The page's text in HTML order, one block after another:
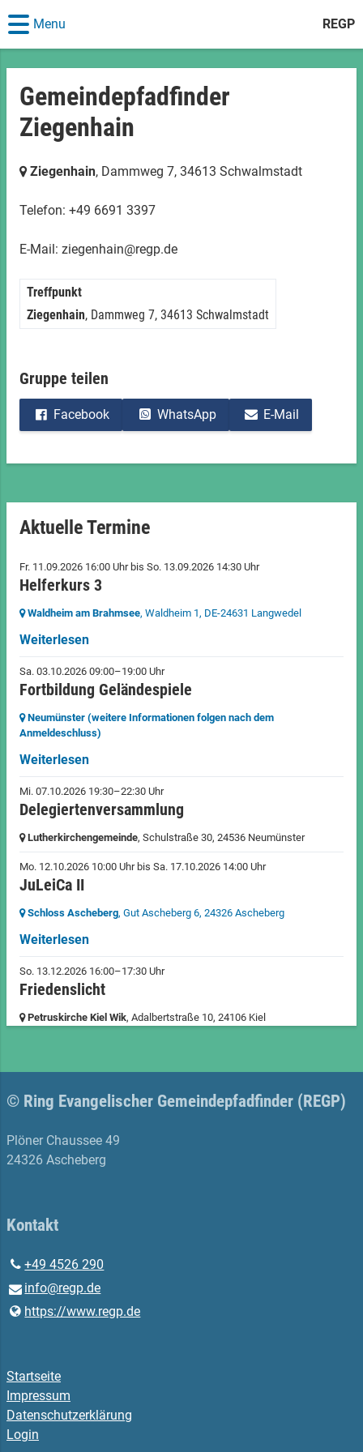
REGP
Menu
Gemeindepfadfinder
Ziegenhain
Ziegenhain, Dammweg 7, 34613 Schwalmstadt
Telefon: +49 6691 3397
E-Mail: ziegenhain@regp.de
Treffpunkt
Ziegenhain, Dammweg 7, 34613 Schwalmstadt
Gruppe teilen
Facebook WhatsApp E-Mail
Aktuelle Termine
Fr. 11.09.2026 16:00 Uhr bis So. 13.09.2026 14:30 Uhr
Helferkurs 3
Waldheim am Brahmsee, Waldheim 1, DE-24631 Langwedel
Weiterlesen
Sa. 03.10.2026 09:00–19:00 Uhr
Fortbildung Geländespiele
Neumünster (weitere Informationen folgen nach dem
Anmeldeschluss)
Weiterlesen
Mi. 07.10.2026 19:30–22:30 Uhr
Delegiertenversammlung
Lutherkirchengemeinde, Schulstraße 30, 24536 Neumünster
Mo. 12.10.2026 10:00 Uhr bis Sa. 17.10.2026 14:00 Uhr
JuLeiCa II
Schloss Ascheberg, Gut Ascheberg 6, 24326 Ascheberg
Weiterlesen
So. 13.12.2026 16:00–17:30 Uhr
Friedenslicht
Petruskirche Kiel Wik, Adalbertstraße 10, 24106 Kiel
© Ring Evangelischer Gemeindepfadfinder (REGP)
Plöner Chaussee 49
24326 Ascheberg
Kontakt
+49 4526 290
info@​regp.​de
https://www.​regp.​de
Startseite
Impressum
Datenschutzerklärung
Login